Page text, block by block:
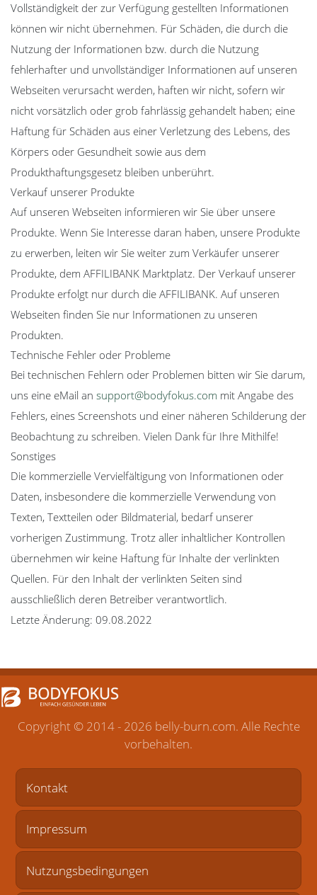
Vollständigkeit der zur Verfügung gestellten Informationen
können wir nicht übernehmen. Für Schäden, die durch die
Nutzung der Informationen bzw. durch die Nutzung
fehlerhafter und unvollständiger Informationen auf unseren
Webseiten verursacht werden, haften wir nicht, sofern wir
nicht vorsätzlich oder grob fahrlässig gehandelt haben; eine
Haftung für Schäden aus einer Verletzung des Lebens, des
Körpers oder Gesundheit sowie aus dem
Produkthaftungsgesetz bleiben unberührt.
Verkauf unserer Produkte
Auf unseren Webseiten informieren wir Sie über unsere
Produkte. Wenn Sie Interesse daran haben, unsere Produkte
zu erwerben, leiten wir Sie weiter zum Verkäufer unserer
Produkte, dem AFFILIBANK Marktplatz. Der Verkauf unserer
Produkte erfolgt nur durch die AFFILIBANK. Auf unseren
Webseiten finden Sie nur Informationen zu unseren
Produkten.
Technische Fehler oder Probleme
Bei technischen Fehlern oder Problemen bitten wir Sie darum,
uns eine eMail an support@bodyfokus.com mit Angabe des
Fehlers, eines Screenshots und einer näheren Schilderung der
Beobachtung zu schreiben. Vielen Dank für Ihre Mithilfe!
Sonstiges
Die kommerzielle Vervielfältigung von Informationen oder
Daten, insbesondere die kommerzielle Verwendung von
Texten, Textteilen oder Bildmaterial, bedarf unserer
vorherigen Zustimmung. Trotz aller inhaltlicher Kontrollen
übernehmen wir keine Haftung für Inhalte der verlinkten
Quellen. Für den Inhalt der verlinkten Seiten sind
ausschließlich deren Betreiber verantwortlich.
Letzte Änderung: 09.08.2022
Copyright © 2014 - 2026 belly-burn.com. Alle Rechte
vorbehalten.
Kontakt
Impressum
Nutzungsbedingungen